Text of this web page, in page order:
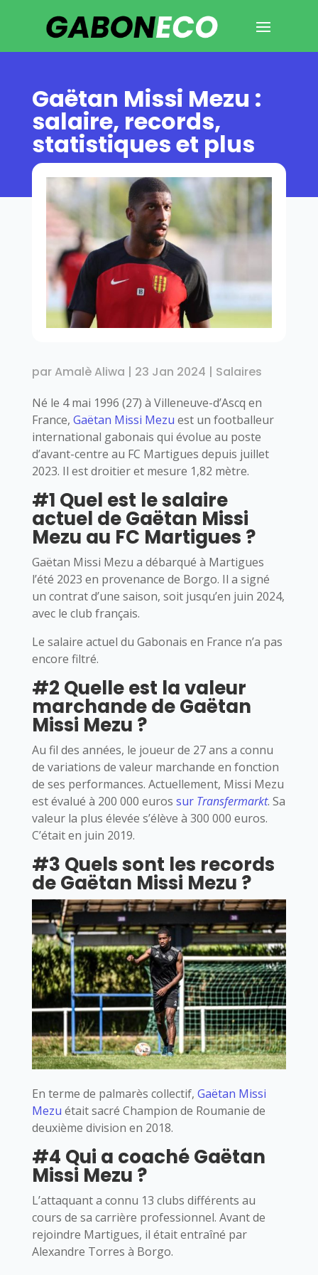
Gaëtan Missi Mezu :
salaire, records,
statistiques et plus
parAmalè Aliwa | 23 Jan 2024 | Salaires
Né le 4 mai 1996 (27) à Villeneuve-d’Ascq en
France, Gaëtan Missi Mezu est un footballeur
international gabonais qui évolue au poste
d’avant-centre au FC Martigues depuis juillet
2023. Il est droitier et mesure 1,82 mètre.
#1 Quel est le salaire
actuel de Gaëtan Missi
Mezu au FC Martigues ?
Gaëtan Missi Mezu a débarqué à Martigues
l’été 2023 en provenance de Borgo. Il a signé
un contrat d’une saison, soit jusqu’en juin 2024,
avec le club français.
Le salaire actuel du Gabonais en France n’a pas
encore filtré.
#2 Quelle est la valeur
marchande de Gaëtan
Missi Mezu ?
Au fil des années, le joueur de 27 ans a connu
de variations de valeur marchande en fonction
de ses performances. Actuellement, Missi Mezu
est évalué à 200 000 euros sur Transfermarkt. Sa
valeur la plus élevée s’élève à 300 000 euros.
C’était en juin 2019.
#3 Quels sont les records
de Gaëtan Missi Mezu ?
En terme de palmarès collectif, Gaëtan Missi
Mezu était sacré Champion de Roumanie de
deuxième division en 2018.
#4 Qui a coaché Gaëtan
Missi Mezu ?
L’attaquant a connu 13 clubs différents au
cours de sa carrière professionnel. Avant de
rejoindre Martigues, il était entraîné par
Alexandre Torres à Borgo.